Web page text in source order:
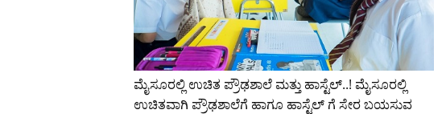
ಮೈಸೂರಲ್ಲಿ ಉಚಿತ ಪ್ರೌಢಶಾಲೆ ಮತ್ತು ಹಾಸ್ಟೆಲ್..! ಮೈಸೂರಲ್ಲಿ
ಉಚಿತವಾಗಿ ಪ್ರೌಢಶಾಲೆಗೆ ಹಾಗೂ ಹಾಸ್ಟೆಲ್ ಗೆ ಸೇರ ಬಯಸುವ